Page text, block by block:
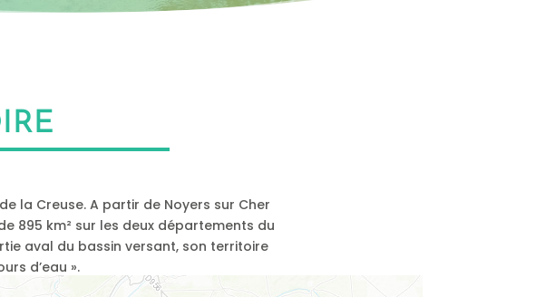
la Creuse. A partir de Noyers sur Cher
895 km² sur les deux départements du
aval du bassin versant, son territoire
d’eau ».